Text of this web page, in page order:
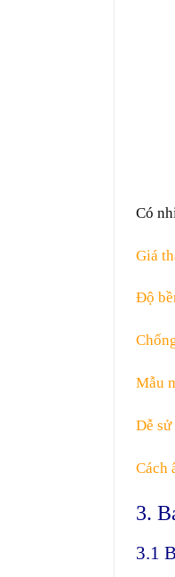
Có
Giá
Độ
Mẫu
Dễ sử
Cách
3.
3.1